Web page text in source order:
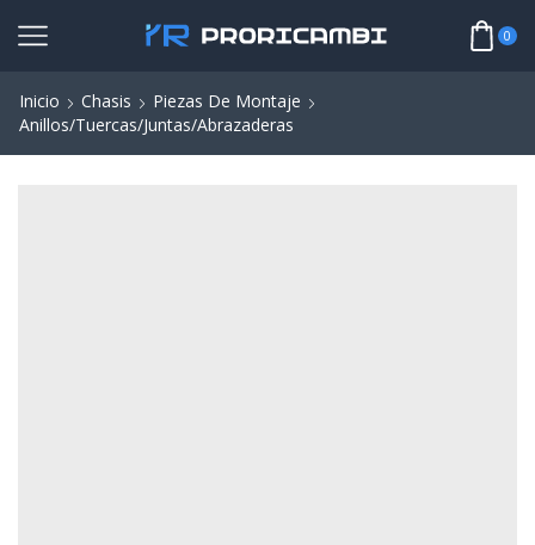
0
Inicio Chasis
Piezas De Montaje
Anillos/Tuercas/Juntas/Abrazaderas